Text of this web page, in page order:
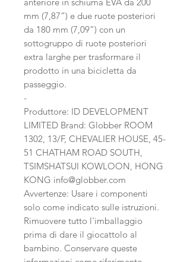
mm (7,87”) e due ruote posteriori
da 180 mm (7,09”) con un
sottogruppo di ruote posteriori
extra larghe per trasformare il
prodotto in una bicicletta da
passeggio.
-
Produttore: ID DEVELOPMENT
LIMITED Brand: Globber ROOM
1302, 13/F, CHEVALIER HOUSE, 45-
51 CHATHAM ROAD SOUTH,
TSIMSHATSUI KOWLOON, HONG
KONG info@globber.com
Avvertenze: Usare i componenti
solo come indicato sulle istruzioni.
Rimuovere tutto l'imballaggio
prima di dare il giocattolo al
bambino. Conservare queste